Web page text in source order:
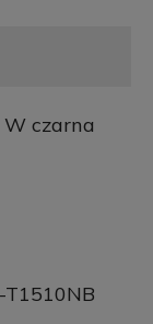
czarna
T1510NB